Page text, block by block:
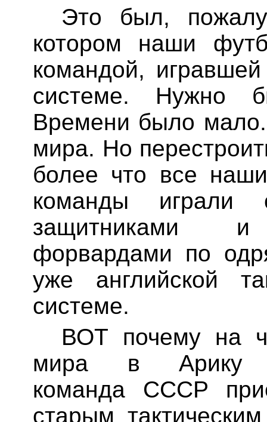
Это был,
котором наши
командой,
системе. Нужно
Времени было
мира. Но
более что все
команды играли
защитниками
форвардами по
уже английской
системе.
ВОТ почему на
мира вАрику
команда СССР
старым